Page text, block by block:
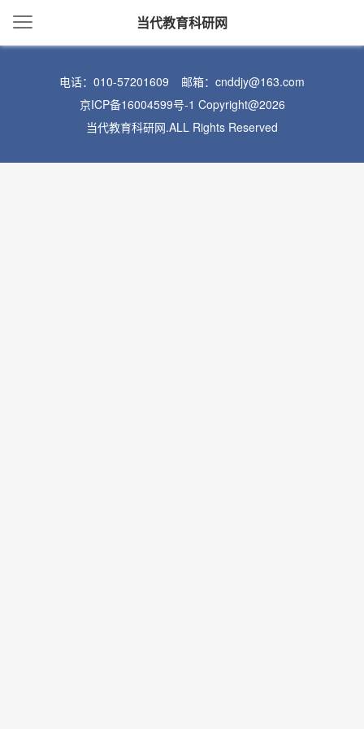
当代教育科研网
电话：010-57201609
邮箱：cnddjy@163.com
京ICP备16004599号-1 Copyright@2026
当代教育科研网.ALL Rights Reserved